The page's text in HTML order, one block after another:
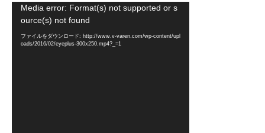
Media error: Format(s) not supported or s
ource(s) not found
ファイルをダウンロード: http://www.v-varen.com/wp-content/upl
oads/2016/02/eyeplus-300x250.mp4?_=1